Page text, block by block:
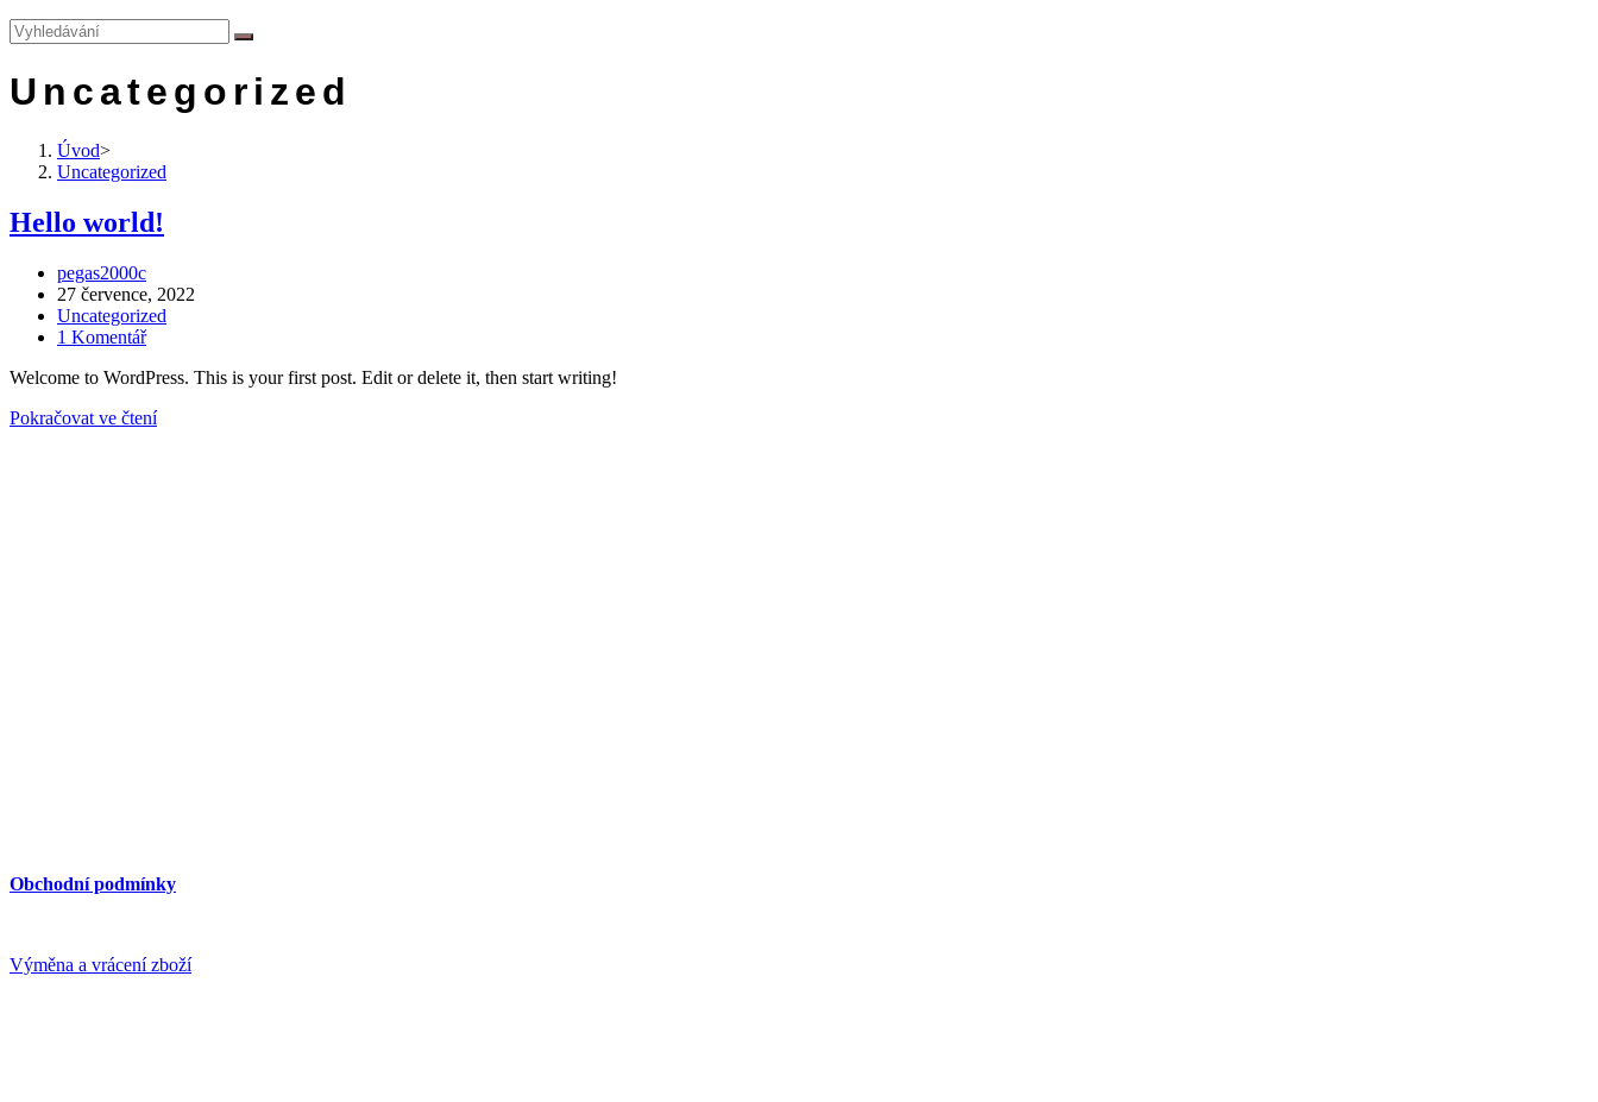
Uncategorized
Úvod>
Uncategorized
Hello world!
Autor
příspěvku
pegas2000c
Příspěvek
byl
publikován
27 července, 2022
Rubriky
příspěvku
Uncategorized
Komentáře
příspěvku
1 Komentář
Welcome to WordPress. This is your first post. Edit or delete it, then start writing!
Pokračovat ve čteníHello
Obchodní podmínky
Výměna a vrácení zboží